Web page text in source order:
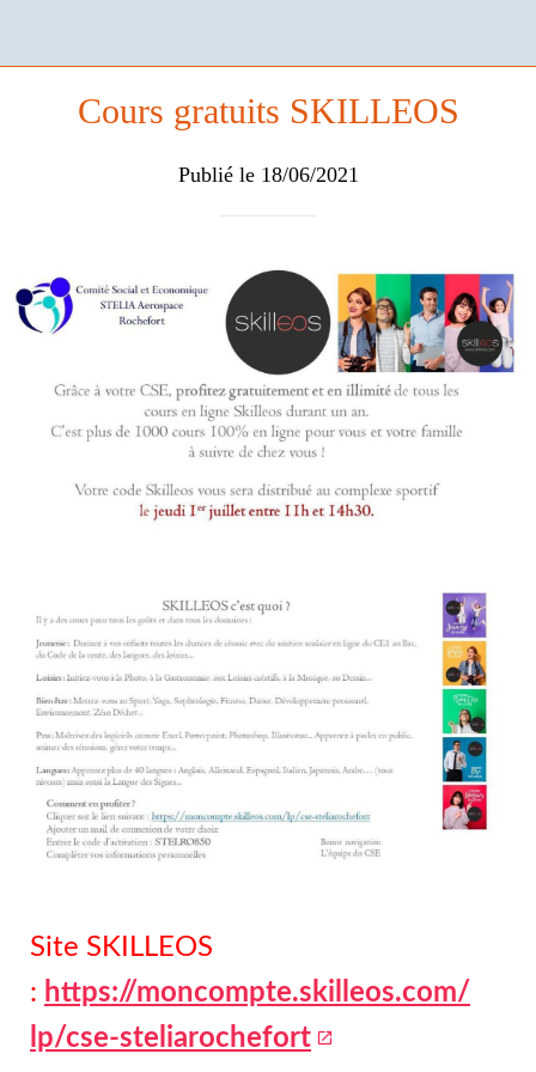
Cours gratuits SKILLEOS
Publié le 18/06/2021
Site SKILLEOS
: https://moncompte.skilleos.com/
lp/cse-steliarochefort open_in_new